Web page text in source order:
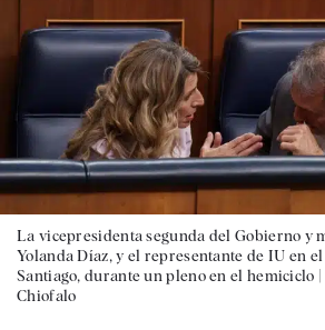
La vicepresidenta segunda del Gobierno y
Yolanda Díaz, y el representante de IU en
Santiago, durante un pleno en el hemiciclo |
Chiofalo